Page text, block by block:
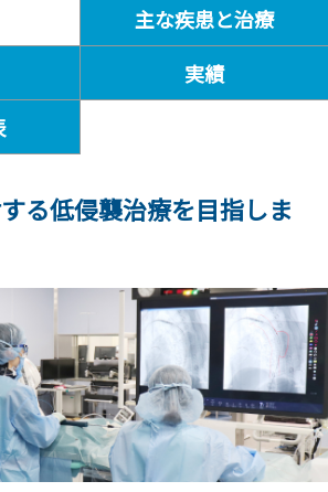
主な疾患と治療
実績
る低侵襲治療を目指しま